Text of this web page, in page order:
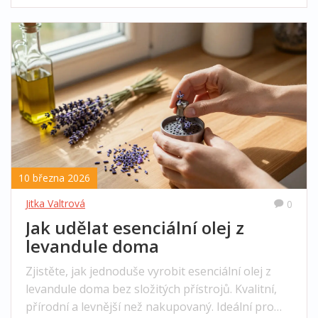
10 března 2026
Jitka Valtrová
0
Jak udělat esenciální olej z
levandule doma
Zjistěte, jak jednoduše vyrobit esenciální olej z
levandule doma bez složitých přístrojů. Kvalitní,
přírodní a levnější než nakupovaný. Ideální pro